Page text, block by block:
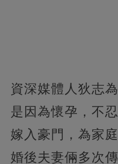
資深媒體人狄志
是因為懷孕，不
嫁入豪門，為家
婚後夫妻倆多次